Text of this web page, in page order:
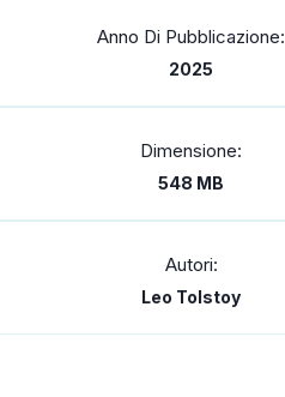
Anno Di Pubblicazione:
2025
Dimensione:
548 MB
Autori:
Leo Tolstoy